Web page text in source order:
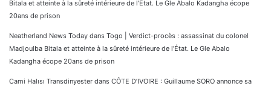
Bitala et atteinte à la sûreté intérieure de l’État. Le Gle Abalo Kadangha écope
20ans de prison
Neatherland News Today dans Togo | Verdict-procès : assassinat du colonel
Madjoulba Bitala et atteinte à la sûreté intérieure de l’État. Le Gle Abalo
Kadangha écope 20ans de prison
Cami Halısı Transdinyester dans CÔTE D’IVOIRE : Guillaume SORO annonce sa